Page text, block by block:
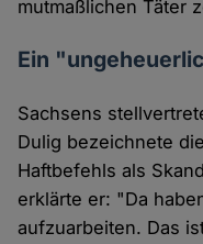
mutmaßlichen Täter
Ein
Sachsens
Dulig bezeichnete
Haftbefehls als
erklärte er: "Da
aufzuarbeiten. Das